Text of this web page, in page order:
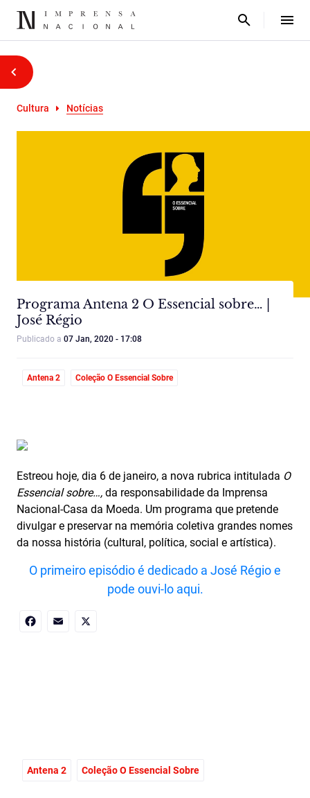
Cultura Notícias
Programa Antena 2 O Essencial sobre… |
José Régio
Publicado a 07 Jan, 2020 - 17:08
Antena 2 Coleção O Essencial Sobre
Estreou hoje, dia 6 de janeiro, a nova rubrica intitulada O
Essencial sobre…, da responsabilidade da Imprensa
Nacional-Casa da Moeda. Um programa que pretende
divulgar e preservar na memória coletiva grandes nomes
da nossa história (cultural, política, social e artística).
O primeiro episódio é dedicado a José Régio e
pode ouvi-lo aqui.
Antena 2 Coleção O Essencial Sobre